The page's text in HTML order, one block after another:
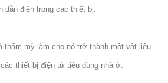
dẫn điện trong các thiết bị.
thẩm mỹ làm cho nó trở thành một vật liệu
thiết bị điện tử tiêu dùng nhà ở.